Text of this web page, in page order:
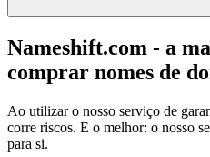
Nameshift.com - a
comprar nomes de
Ao utilizar o nosso serviço de
corre riscos. E o melhor: o nosso
para si.